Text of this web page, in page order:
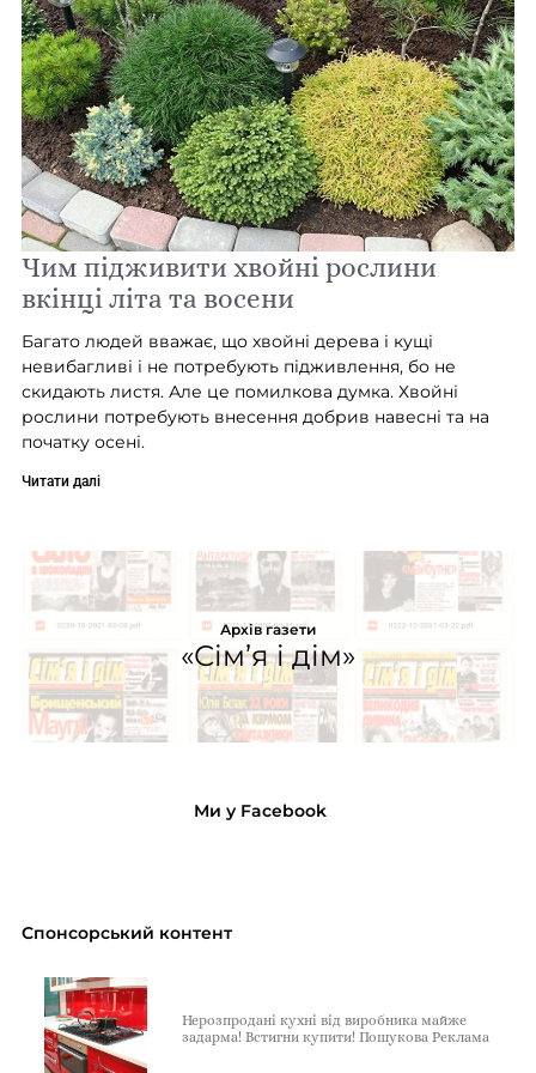
Чим підживити хвойні рослини
вкінці літа та восени
Багато людей вважає, що хвойні дерева і кущі
невибагливі і не потребують підживлення, бо не
скидають листя. Але це помилкова думка. Хвойні
рослини потребують внесення добрив навесні та на
початку осені.
Читати далі
Архів газети
«Сім’я і дім»
Ми у Facebook
Спонсорський контент
Нерозпродані кухні від виробника майже
задарма! Встигни купити! Пошукова Реклама